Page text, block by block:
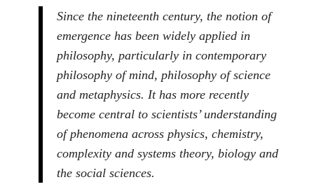
Since the nineteenth century, the notion of
emergence has been widely applied in
philosophy, particularly in contemporary
philosophy of mind, philosophy of science
and metaphysics. It has more recently
become central to scientists’ understanding
of phenomena across physics, chemistry,
complexity and systems theory, biology and
the social sciences.